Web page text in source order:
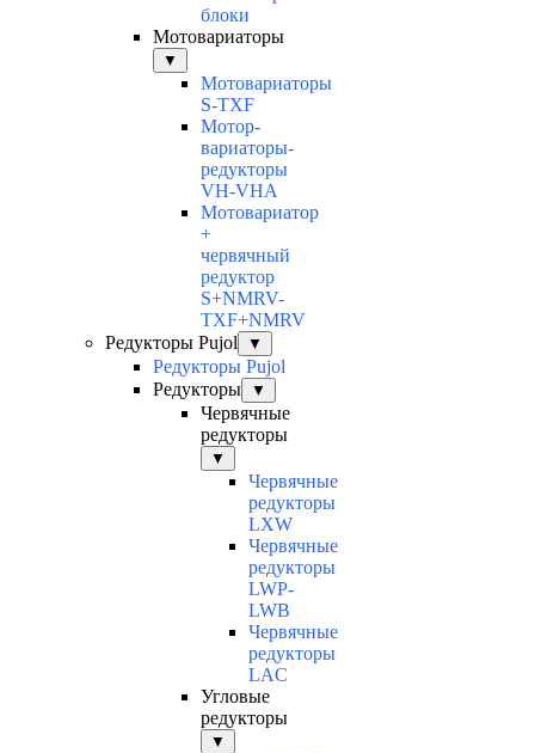
блоки
Мотовариаторы
▼
Мотовариаторы
S-TXF
Мотор-
вариаторы-
редукторы
VH-VHA
Мотовариатор
+
червячный
редуктор
S+NMRV-
TXF+NMRV
Редукторы Pujol
▼
Редукторы Pujol
Редукторы
▼
Червячные
редукторы
▼
Червячные
редукторы
LXW
Червячные
редукторы
LWP-
LWB
Червячные
редукторы
LAC
Угловые
редукторы
▼